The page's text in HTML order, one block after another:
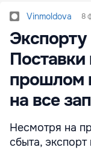
Vinmoldova 8
Поставки
прошлом
на все
Несмотря на
сбыта,